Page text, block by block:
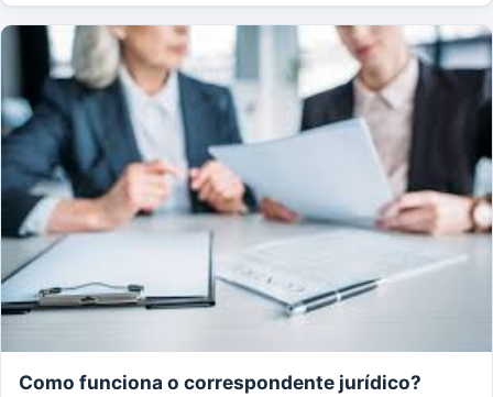
Como funciona o correspondente jurídico?